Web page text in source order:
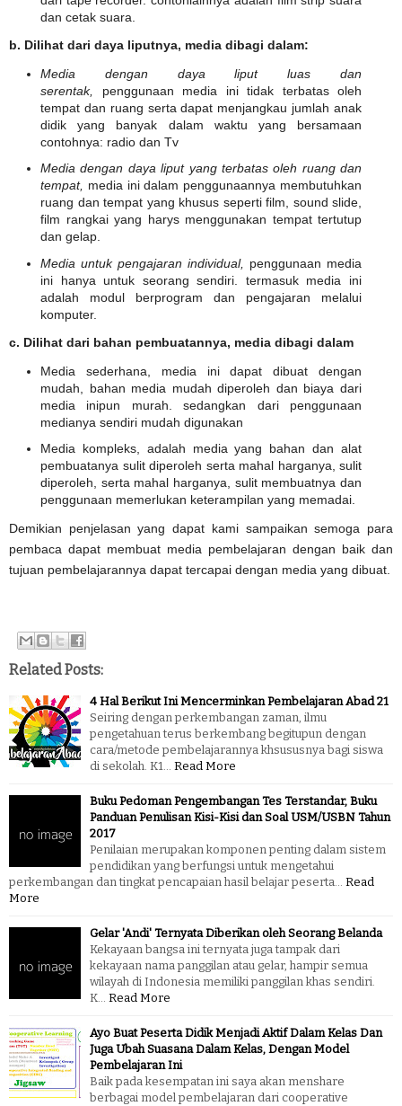
dan cetak suara.
b. Dilihat dari daya liputnya, media dibagi dalam:
Media dengan daya liput luas dan
serentak,
penggunaan media ini tidak terbatas oleh
tempat dan ruang serta dapat menjangkau jumlah anak
didik yang banyak dalam waktu yang bersamaan
contohnya: radio dan Tv
Media dengan daya liput yang terbatas oleh ruang dan
tempat, media ini dalam penggunaannya membutuhkan
ruang dan tempat yang khusus seperti film, sound slide,
film rangkai yang harys menggunakan tempat tertutup
dan gelap.
Media untuk pengajaran individual,
penggunaan media
ini hanya untuk seorang sendiri. termasuk media ini
adalah modul berprogram dan pengajaran melalui
komputer.
c. Dilihat dari bahan pembuatannya, media dibagi dalam
Media sederhana, media ini dapat dibuat dengan
mudah, bahan media mudah diperoleh dan biaya dari
media inipun murah. sedangkan dari penggunaan
medianya sendiri mudah digunakan
Media kompleks, adalah media yang bahan dan alat
pembuatanya sulit diperoleh serta mahal harganya, sulit
diperoleh, serta mahal harganya, sulit membuatnya dan
penggunaan memerlukan keterampilan yang memadai.
Demikian penjelasan yang dapat kamisampaikan semoga para
pembaca dapat membuat media pembelajaran dengan baik dan
tujuan pembelajarannya dapat tercapai dengan media yang dibuat.
Related Posts:
4 Hal Berikut Ini Mencerminkan Pembelajaran Abad 21
Seiring dengan perkembangan zaman, ilmu
pengetahuan terus berkembang begitupun dengan
cara/metode pembelajarannya khsususnya bagi siswa
di sekolah. K1… Read More
Buku Pedoman Pengembangan Tes Terstandar, Buku
Panduan Penulisan Kisi-Kisi dan Soal USM/USBN Tahun
2017
Penilaian merupakan komponen penting dalam sistem
pendidikan yang berfungsi untuk mengetahui
perkembangan dan tingkat pencapaian hasil belajar peserta… Read
More
Gelar 'Andi' Ternyata Diberikan oleh Seorang Belanda
Kekayaan bangsa ini ternyata juga tampak dari
kekayaan nama panggilan atau gelar, hampir semua
wilayah di Indonesia memiliki panggilan khas sendiri.
K… Read More
Ayo Buat Peserta Didik Menjadi Aktif Dalam Kelas Dan
Juga Ubah Suasana Dalam Kelas, Dengan Model
Pembelajaran Ini
Baik pada kesempatan ini saya akan menshare
berbagai model pembelajaran dari cooperative